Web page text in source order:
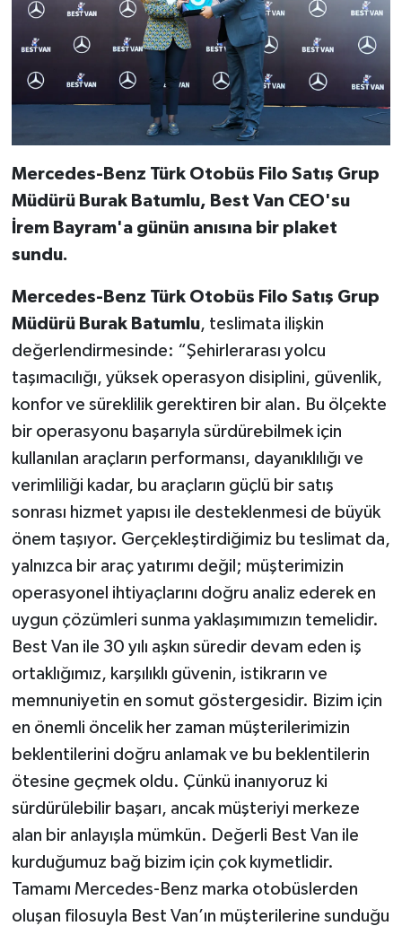
Mercedes-Benz Türk Otobüs Filo Satış Grup
Müdürü Burak Batumlu, Best Van CEO'su
İrem Bayram'a günün anısına bir plaket
sundu.
Mercedes-Benz Türk Otobüs Filo Satış Grup
Müdürü Burak Batumlu, teslimata ilişkin
değerlendirmesinde: “Şehirlerarası yolcu
taşımacılığı, yüksek operasyon disiplini, güvenlik,
konfor ve süreklilik gerektiren bir alan. Bu ölçekte
bir operasyonu başarıyla sürdürebilmek için
kullanılan araçların performansı, dayanıklılığı ve
verimliliği kadar, bu araçların güçlü bir satış
sonrası hizmet yapısı ile desteklenmesi de büyük
önem taşıyor. Gerçekleştirdiğimiz bu teslimat da,
yalnızca bir araç yatırımı değil; müşterimizin
operasyonel ihtiyaçlarını doğru analiz ederek en
uygun çözümleri sunma yaklaşımımızın temelidir.
Best Van ile 30 yılı aşkın süredir devam eden iş
ortaklığımız, karşılıklı güvenin, istikrarın ve
memnuniyetin en somut göstergesidir. Bizim için
en önemli öncelik her zaman müşterilerimizin
beklentilerini doğru anlamak ve bu beklentilerin
ötesine geçmek oldu. Çünkü inanıyoruz ki
sürdürülebilir başarı, ancak müşteriyi merkeze
alan bir anlayışla mümkün. Değerli Best Van ile
kurduğumuz bağ bizim için çok kıymetlidir.
Tamamı Mercedes-Benz marka otobüslerden
oluşan filosuyla Best Van’ın müşterilerine sunduğu